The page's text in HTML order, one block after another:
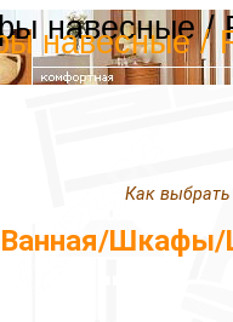
//
Как выбрать
Шкафы/